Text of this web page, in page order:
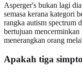
Asperger's bukan lagi
semasa kerana kategori
rangka autism spectrum
bertujuan mencerminkan
menerangkan orang
Apakah tiga